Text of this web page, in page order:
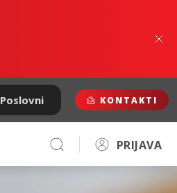
Poslovni KONTAKTI
PRIJAVA